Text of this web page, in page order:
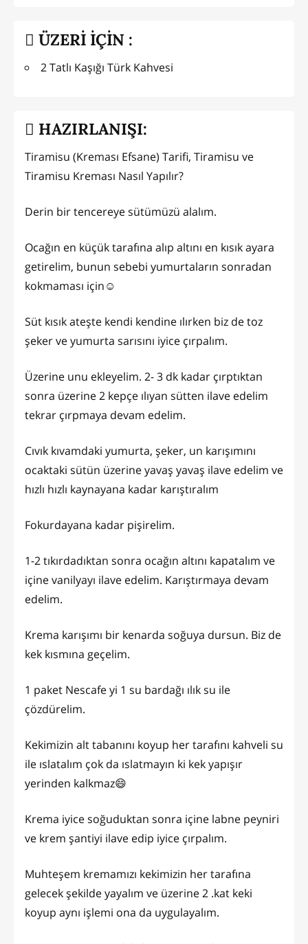
ÜZERİ İÇİN :
2 Tatlı Kaşığı Türk Kahvesi
HAZIRLANIŞI:
Tiramisu (Kreması Efsane) Tarifi, Tiramisu ve
Tiramisu Kreması Nasıl Yapılır?
Derin bir tencereye sütümüzü alalım.
Ocağın en küçük tarafına alıp altını en kısık ayara
getirelim, bunun sebebi yumurtaların sonradan
kokmaması için☺
Süt kısık ateşte kendi kendine ılırken biz de toz
şeker ve yumurta sarısını iyice çırpalım.
Üzerine unu ekleyelim. 2- 3 dk kadar çırptıktan
sonra üzerine 2 kepçe ılıyan sütten ilave edelim
tekrar çırpmaya devam edelim.
Cıvık kıvamdaki yumurta, şeker, un karışımını
ocaktaki sütün üzerine yavaş yavaş ilave edelim ve
hızlı hızlı kaynayana kadar karıştıralım
Fokurdayana kadar pişirelim.
1-2 tıkırdadıktan sonra ocağın altını kapatalım ve
içine vanilyayı ilave edelim. Karıştırmaya devam
edelim.
Krema karışımı bir kenarda soğuya dursun. Biz de
kek kısmına geçelim.
1 paket Nescafe yi 1 su bardağı ılık su ile
çözdürelim.
Kekimizin alt tabanını koyup her tarafını kahveli su
ile ıslatalım çok da ıslatmayın ki kek yapışır
yerinden kalkmaz😄
Krema iyice soğuduktan sonra içine labne peyniri
ve krem şantiyi ilave edip iyice çırpalım.
Muhteşem kremamızı kekimizin her tarafına
gelecek şekilde yayalım ve üzerine 2 .kat keki
koyup aynı işlemi ona da uygulayalım.